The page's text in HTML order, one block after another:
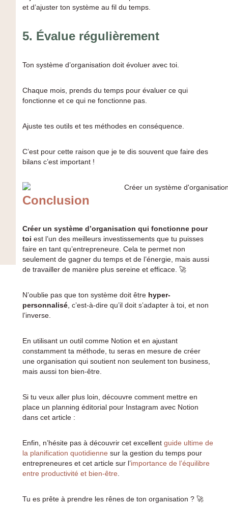
et d’ajuster ton système au fil du temps.
5. Évalue régulièrement
Ton système d’organisation doit évoluer avec toi.
Chaque mois, prends du temps pour évaluer ce qui
fonctionne et ce qui ne fonctionne pas.
Ajuste tes outils et tes méthodes en conséquence.
C’est pour cette raison que je te dis souvent que faire des
bilans c’est important !
Conclusion
Créer un système d’organisation qui fonctionne pour
toi est l’un des meilleurs investissements que tu puisses
faire en tant qu’entrepreneure. Cela te permet non
seulement de gagner du temps et de l’énergie, mais aussi
de travailler de manière plus sereine et efficace. 🚀
N’oublie pas que ton système doit être hyper-
personnalisé, c’est-à-dire qu’il doit s’adapter à toi, et non
l’inverse.
En utilisant un outil comme Notion et en ajustant
constamment ta méthode, tu seras en mesure de créer
une organisation qui soutient non seulement ton business,
mais aussi ton bien-être.
Si tu veux aller plus loin, découvre comment mettre en
place un planning éditorial pour Instagram avec Notion
dans cet article :
Enfin, n’hésite pas à découvrir cet excellent guide ultime de
la planification quotidienne sur la gestion du temps pour
entrepreneures et cet article sur l’importance de l’équilibre
entre productivité et bien-être
Tu es prête à prendre les rênes de ton organisation ? 🚀